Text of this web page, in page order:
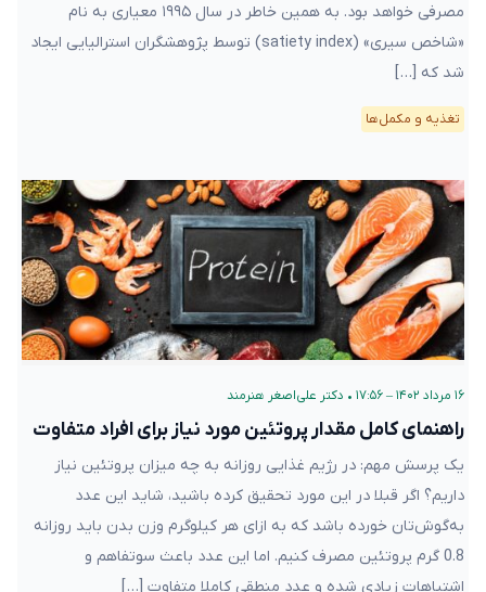
مصرفی خواهد بود. به همین خاطر در سال ۱۹۹۵ معیاری به نام
«شاخص سیری» (satiety index) توسط پژوهشگران استرالیایی ایجاد
شد که […]
تغذیه و مکمل‌ها
۱۶ مرداد ۱۴۰۲ – ۱۷:۵۶ • دکتر علی‌اصغر هنرمند
راهنمای کامل مقدار پروتئین مورد نیاز برای افراد متفاوت
یک پرسش مهم: در رژیم غذایی‌ روزانه به چه میزان پروتئین نیاز
داریم؟ اگر قبلا در این مورد تحقیق کرده ‌باشید، شاید این عدد
به‌گوش‌تان خورده باشد که به ازای هر کیلوگرم وزن بدن باید روزانه
0.8 گرم پروتئین مصرف کنیم. اما این عدد باعث سوتفاهم و
اشتباهات زیادی شده و عدد منطقی کاملا متفاوت […]